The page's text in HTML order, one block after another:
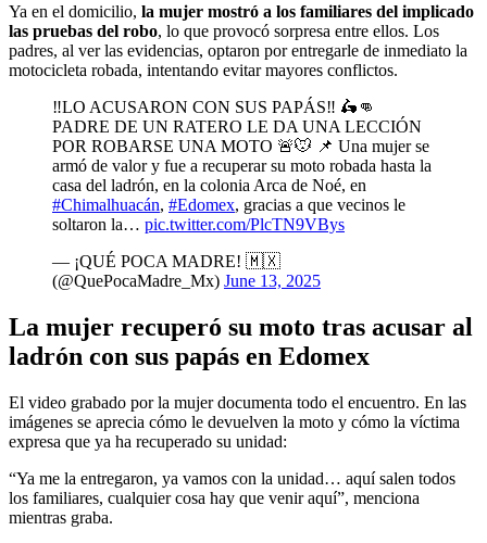
Ya en el domicilio, la mujer mostró a los familiares del implicado
las pruebas del robo, lo que provocó sorpresa entre ellos. Los
padres, al ver las evidencias, optaron por entregarle de inmediato la
motocicleta robada, intentando evitar mayores conflictos.
‼LO ACUSARON CON SUS PAPÁS‼ 🛵👊
PADRE DE UN RATERO LE DA UNA LECCIÓN
POR ROBARSE UNA MOTO 🚨🐭 📌 Una mujer se
armó de valor y fue a recuperar su moto robada hasta la
casa del ladrón, en la colonia Arca de Noé, en
#Chimalhuacán, #Edomex, gracias a que vecinos le
soltaron la… pic.twitter.com/PlcTN9VBys
— ¡QUÉ POCA MADRE! 🇲🇽
(@QuePocaMadre_Mx) June 13, 2025
La mujer recuperó su moto tras acusar al
ladrón con sus papás en Edomex
El video grabado por la mujer documenta todo el encuentro. En las
imágenes se aprecia cómo le devuelven la moto y cómo la víctima
expresa que ya ha recuperado su unidad:
“Ya me la entregaron, ya vamos con la unidad… aquí salen todos
los familiares, cualquier cosa hay que venir aquí”, menciona
mientras graba.